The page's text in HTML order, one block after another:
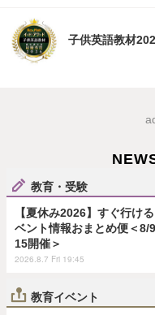
子供英語教材
教育・受験
【夏休み2026】すぐ行け
ベント情報おまとめ便＜8/
15開催＞
2026.8.7 Fri 19:45
教育イベント